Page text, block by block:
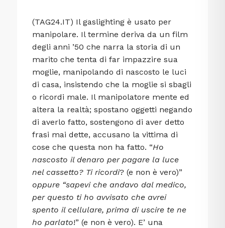
(TAG24.IT) Il gaslighting è usato per
manipolare. Il termine deriva da un film
degli anni ’50 che narra la storia di un
marito che tenta di far impazzire sua
moglie, manipolando di nascosto le luci
di casa, insistendo che la moglie si sbagli
o ricordi male. Il manipolatore mente ed
altera la realtà; spostano oggetti negando
di averlo fatto, sostengono di aver detto
frasi mai dette, accusano la vittima di
cose che questa non ha fatto. “Ho
nascosto il denaro per pagare la luce
nel cassetto? Ti ricordi? (e non è vero)”
oppure “sapevi che andavo dal medico,
per questo ti ho avvisato che avrei
spento il cellulare, prima di uscire te ne
ho parlato!” (e non è vero). E’ una